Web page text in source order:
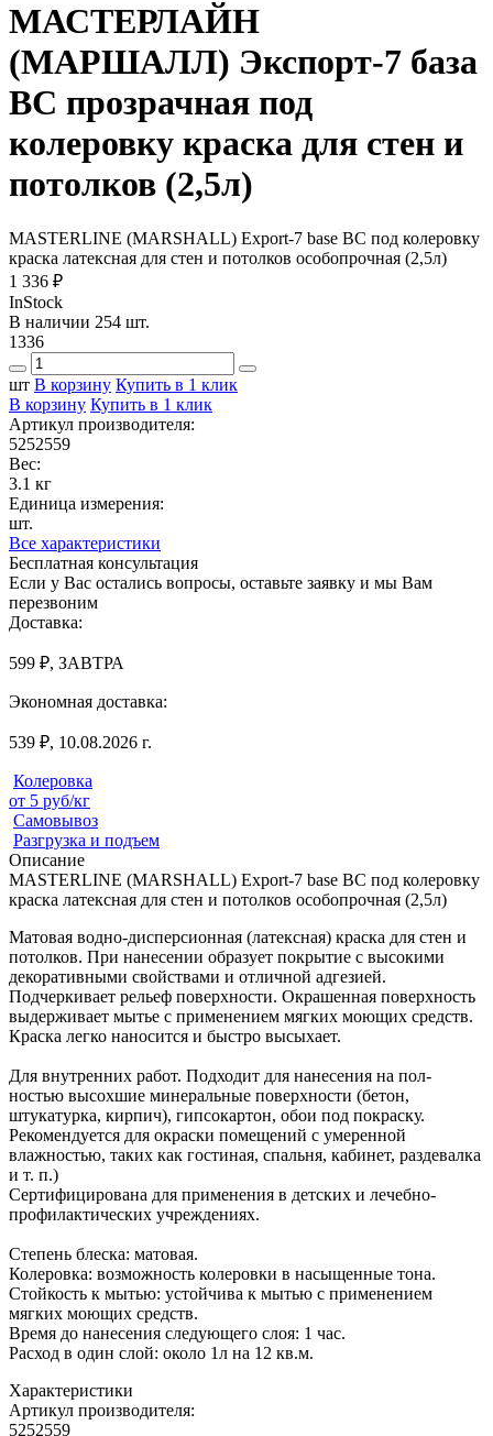
МАСТЕРЛАЙН
(МАРШАЛЛ) Экспорт-7 база
BC прозрачная под
колеровку краска для стен и
потолков (2,5л)
MASTERLINE (MARSHALL) Export-7 base BC под колеровку
краска латексная для стен и потолков особопрочная (2,5л)
1 336 ₽
InStock
В наличии 254 шт.
1336
шт В корзину Купить в 1 клик
В корзину Купить в 1 клик
Артикул производителя:
5252559
Вес:
3.1 кг
Единица измерения:
шт.
Все характеристики
Бесплатная консультация
Если у Вас остались вопросы, оставьте заявку и мы Вам
перезвоним
Доставка:
599 ₽, ЗАВТРА
Экономная доставка:
539 ₽, 10.08.2026 г.
Колеровка
от 5 руб/кг
Самовывоз
Разгрузка и подъем
Описание
MASTERLINE (MARSHALL) Export-7 base BC под колеровку
краска латексная для стен и потолков особопрочная (2,5л)
Матовая водно-дисперсионная (латексная) краска для стен и
потолков. При нанесении образует покрытие с высокими
декоративными свойствами и отличной адгезией.
Подчеркивает рельеф поверхности. Окрашенная поверхность
выдерживает мытье с применением мягких моющих средств.
Краска легко наносится и быстро высыхает.
Для внутренних работ. Подходит для нанесения на пол-
ностью высохшие минеральные поверхности (бетон,
штукатурка, кирпич), гипсокартон, обои под покраску.
Рекомендуется для окраски помещений с умеренной
влажностью, таких как гостиная, спальня, кабинет, раздевалка
и т. п.)
Сертифицирована для применения в детских и лечебно-
профилактических учреждениях.
Степень блеска: матовая.
Колеровка: возможность колеровки в насыщенные тона.
Стойкость к мытью: устойчива к мытью с применением
мягких моющих средств.
Время до нанесения следующего слоя: 1 час.
Расход в один слой: около 1л на 12 кв.м.
Характеристики
Артикул производителя:
5252559